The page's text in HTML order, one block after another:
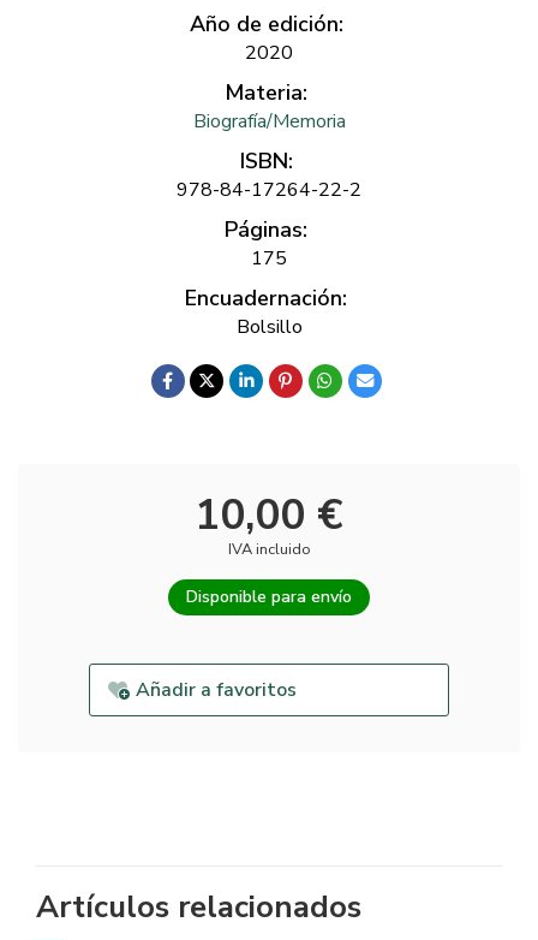
Año de edición:
2020
Materia:
Biografía/Memoria
ISBN:
978-84-17264-22-2
Páginas:
175
Encuadernación:
Bolsillo
10,00 €
IVA incluido
Disponible para envío
Añadir a favoritos
Artículos relacionados